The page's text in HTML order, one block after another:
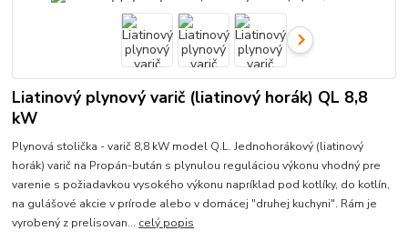
Liatinový plynový varič (liatinový horák) QL 8,8
kW
Plynová stolička - varič 8,8 kW model Q.L. Jednohorákový (liatinový
horák) varič na Propán-bután s plynulou reguláciou výkonu vhodný pre
varenie s požiadavkou vysokého výkonu napríklad pod kotlíky, do kotlín,
na gulášové akcie v prírode alebo v domácej "druhej kuchyni". Rám je
vyrobený z prelisovan... celý popis